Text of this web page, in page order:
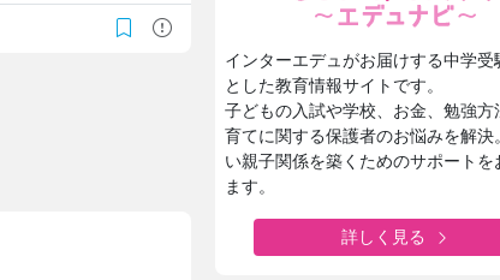
インターエデュがお届けする中学受
とした教育情報サイトです。
子どもの入試や学校、お金、勉強方
育てに関する保護者のお悩みを解決
い親子関係を築くためのサポートを
ます。
詳しく見る